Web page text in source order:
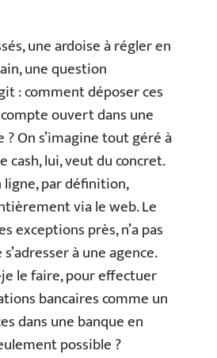
une ardoise à régler en
une question
: comment déposer ces
ouvert dans une
? On s’imagine tout géré à
cash, lui, veut du concret.
ligne, par définition,
via le web. Le
exceptions près, n’a pas
à une agence.
le faire, pour effectuer
bancaires comme un
dans une banque en
possible ?